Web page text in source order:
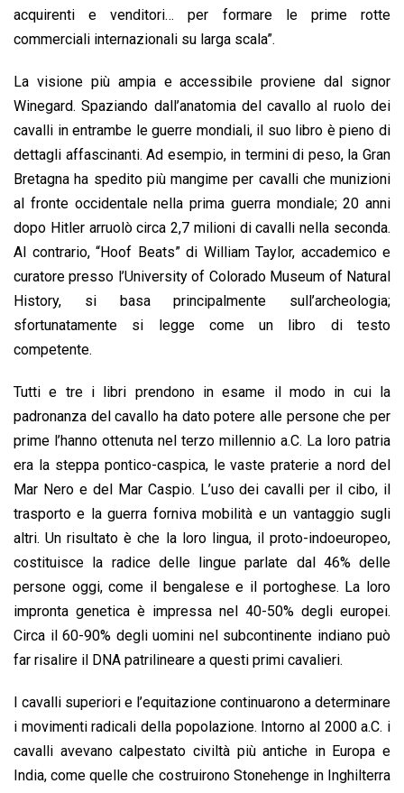
acquirenti e venditori… per formare le prime rotte
commerciali internazionali su larga scala”.
La visione più ampia e accessibile proviene dal signor
Winegard. Spaziando dall’anatomia del cavallo al ruolo dei
cavalli in entrambe le guerre mondiali, il suo libro è pieno di
dettagli affascinanti. Ad esempio, in termini di peso, la Gran
Bretagna ha spedito più mangime per cavalli che munizioni
al fronte occidentale nella prima guerra mondiale; 20 anni
dopo Hitler arruolò circa 2,7 milioni di cavalli nella seconda.
Al contrario, “Hoof Beats” di William Taylor, accademico e
curatore presso l’University of Colorado Museum of Natural
History, si basa principalmente sull’archeologia;
sfortunatamente si legge come un libro di testo
competente.
Tutti e tre i libri prendono in esame il modo in cui la
padronanza del cavallo ha dato potere alle persone che per
prime l’hanno ottenuta nel terzo millennio a.C. La loro patria
era la steppa pontico-caspica, le vaste praterie a nord del
Mar Nero e del Mar Caspio. L’uso dei cavalli per il cibo, il
trasporto e la guerra forniva mobilità e un vantaggio sugli
altri. Un risultato è che la loro lingua, il proto-indoeuropeo,
costituisce la radice delle lingue parlate dal 46% delle
persone oggi, come il bengalese e il portoghese. La loro
impronta genetica è impressa nel 40-50% degli europei.
Circa il 60-90% degli uomini nel subcontinente indiano può
far risalire il DNA patrilineare a questi primi cavalieri.
I cavalli superiori e l’equitazione continuarono a determinare
i movimenti radicali della popolazione. Intorno al 2000 a.C. i
cavalli avevano calpestato civiltà più antiche in Europa e
India, come quelle che costruirono Stonehenge in Inghilterra